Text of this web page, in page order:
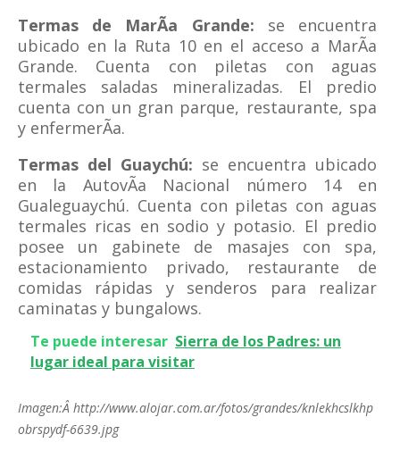
Termas de MarÃ­a Grande: se encuentra
ubicado en la Ruta 10 en el acceso a MarÃ­a
Grande. Cuenta con piletas con aguas
termales saladas mineralizadas. El predio
cuenta con un gran parque, restaurante, spa
y enfermerÃ­a.
Termas del Guaychú: se encuentra ubicado
en la AutovÃ­a Nacional número 14 en
Gualeguaychú. Cuenta con piletas con aguas
termales ricas en sodio y potasio. El predio
posee un gabinete de masajes con spa,
estacionamiento privado, restaurante de
comidas rápidas y senderos para realizar
caminatas y bungalows.
Te puede interesar Sierra de los Padres: un
lugar ideal para visitar
Imagen:Â http://www.alojar.com.ar/fotos/grandes/knlekhcslkhp
obrspydf-6639.jpg